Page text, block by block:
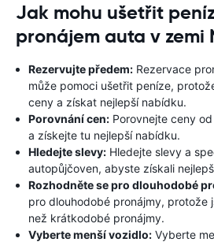
Jak mohu ušetřit
pronájem auta v zemi
Rezervujte předem: Rezervace
může pomoci ušetřit peníze,
ceny a získat nejlepší nabídku.
Porovnání cen: Porovnejte ceny
a získejte tu nejlepší nabídku.
Hledejte slevy: Hledejte slevy a
autopůjčoven, abyste získali
Rozhodněte se pro dlouhodobé
pro dlouhodobé pronájmy, protože
než krátkodobé pronájmy.
Vyberte menší vozidlo: Vyberte